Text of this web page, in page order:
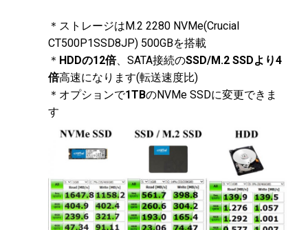
＊ストレージはM.2 2280 NVMe(Crucial
CT500P1SSD8JP) 500GBを搭載
＊ HDDの12倍、SATA接続のSSD/M.2 SSDより4
倍高速になります(転送速度比)
＊オプションで1TBのNVMe SSDに変更できま
す